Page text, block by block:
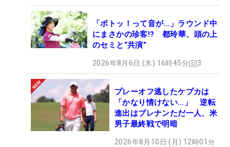
「ボトッ！って音が…」ラウンド中
にまさかの珍客!? 都玲華、頭の上
のセミと“共演”
2026年8月6日 (木) 16時45分 3
プレーオフ逃したケプカは
「かなり情けない…」 逆転
進出はブレナンただ一人、米
男子最終戦で明暗
2026年8月10日 (月) 12時01分